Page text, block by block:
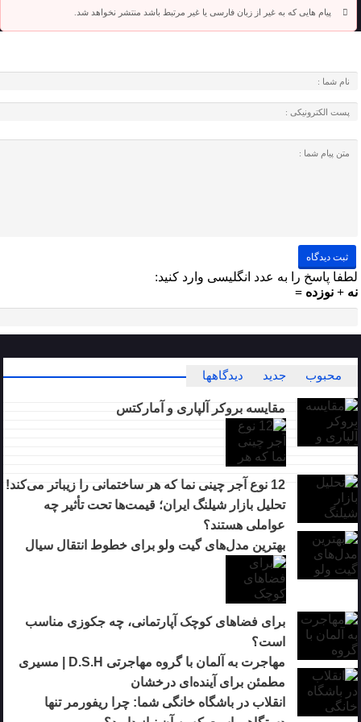
پیام هایی که به غیر از زبان فارسی یا غیر مرتبط باشد منتشر نخواهد شد.
لطفا پاسخ را به عدد انگلیسی وارد کنید:
نه + نوزده =
محبوب جدید دیدگاهها
مقایسه بروکر آلپاری و آمارکتس
12 نوع آجر چینی نما که هر ساختمانی را زیباتر می‌کند!
تحلیل بازار شیلنگ ایران؛ قیمت‌ها تحت تأثیر چه
عواملی هستند؟
بهترین مدل‌های گیت ولو برای خطوط انتقال سیال
برای فضاهای کوچک آپارتمانی، چه جکوزی مناسب
است؟
مهاجرت به آلمان با گروه مهاجرتی D.S.H | مسیری
مطمئن برای آینده‌ای درخشان
انقلاب در باشگاه خانگی شما: چرا ریفورمر تنها